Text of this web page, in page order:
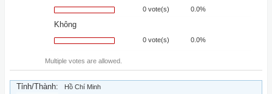
0 vote(s) 0.0%
Không
0 vote(s) 0.0%
Multiple votes are allowed.
Tỉnh/Thành: Hồ Chí Minh